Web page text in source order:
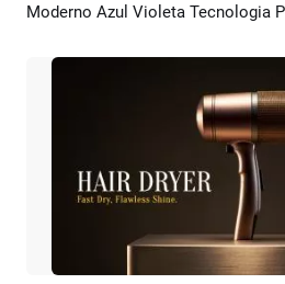
Pré-visualizar